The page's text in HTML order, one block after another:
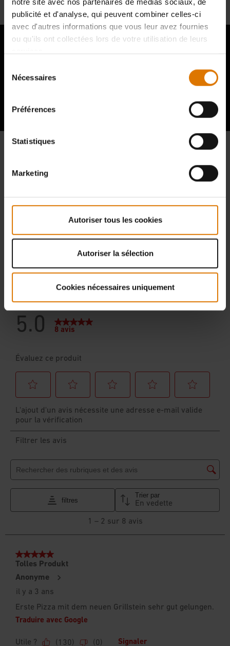
notre site avec nos partenaires de médias sociaux, de
publicité et d'analyse, qui peuvent combiner celles-ci
avec d'autres informations que vous leur avez fournies
ou qu'ils ont collectées lors de votre utilisation de leurs
Nécessaires
Préférences
Statistiques
Marketing
Autoriser tous les cookies
Autoriser la sélection
Cookies nécessaires uniquement
Témoignages d'autres amateurs de